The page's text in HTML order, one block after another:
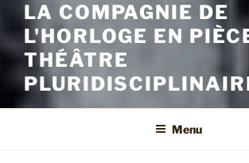
LA COMPAGNIE DE
L'HORLOGE EN
THÉÂTRE
Menu